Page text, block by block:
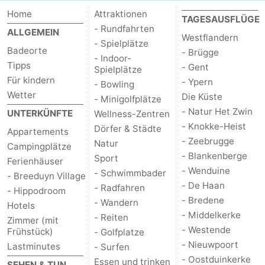
Oostduinkerke
-
Koksijde
-
De
Panne
Natur
Westhoek
Wetter
Kontakt
Home
ALLGEMEIN
Badeorte
Tipps
Für kindern
Wetter
UNTERKÜNFTE
Appartements
Campingplätze
Ferienhäuser
- Breeduyn Village
- Hippodroom
Hotels
Zimmer (mit
Frühstück)
Lastminutes
Attraktionen
- Rundfahrten
- Spielplätze
- Indoor-
Spielplätze
- Bowling
- Minigolfplätze
Wellness-Zentren
Dörfer & Städte
Natur
Sport
- Schwimmbader
- Radfahren
- Wandern
- Reiten
- Golfplatze
- Surfen
Essen und trinken
TAGESAUSFLÜGE
Westflandern
- Brügge
- Gent
- Ypern
Die Küste
- Natur Het Zwin
- Knokke-Heist
- Zeebrugge
- Blankenberge
- Wenduine
- De Haan
- Bredene
- Middelkerke
- Westende
- Nieuwpoort
- Oostduinkerke